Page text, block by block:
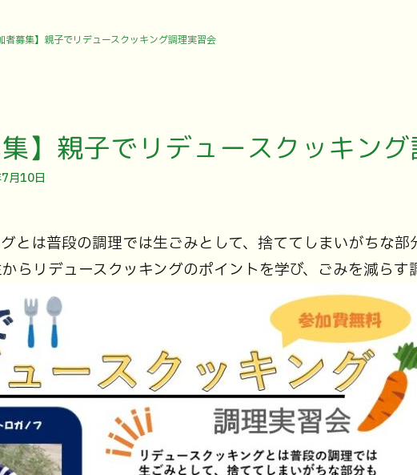
者募集】親子でリデュースクッキング調理実習会
】親子でリデュースクッキン
月10日
とは普段の調理では生ごみとして、捨ててしまいがちな部
らリデュースクッキングのポイントを学び、ごみを減らす